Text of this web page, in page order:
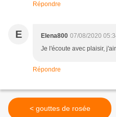
Répondre
E Elena800 07/08/2020
Je l'écoute avec plaisir,
Répondre
< gouttes de rosée